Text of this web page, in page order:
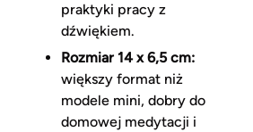
praktyki pracy z
dźwiękiem.
Rozmiar 14 x 6,5 cm:
większy format niż
modele mini, dobry do
domowej medytacji i